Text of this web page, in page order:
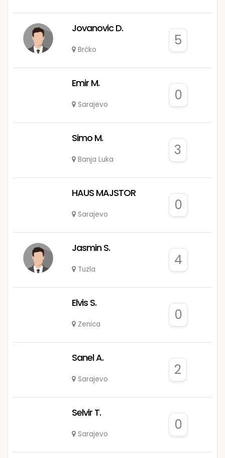
Jovanovic D.
Brčko
5
Emir M.
Sarajevo
0
Simo M.
Banja Luka
3
HAUS MAJSTOR
Sarajevo
0
Jasmin S.
Tuzla
4
Elvis S.
Zenica
0
Sanel A.
Sarajevo
2
Selvir T.
Sarajevo
0